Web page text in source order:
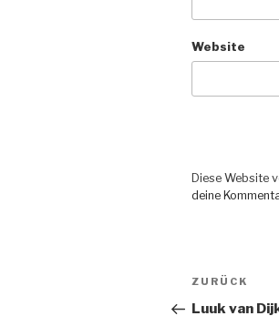
Website
Diese Website
deine
Vorheriger
ZURÜCK
Luuk van